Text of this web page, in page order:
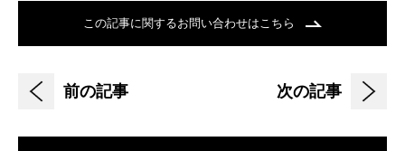
この記事に関するお問い合わせはこちら
前の記事 次の記事